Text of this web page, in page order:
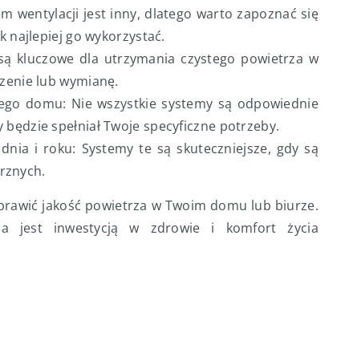
wentylacji jest inny, dlatego warto zapoznać się
najlepiej go wykorzystać.
kluczowe dla utrzymania czystego powietrza w
lub wymianę.
domu: Nie wszystkie systemy są odpowiednie
spełniał Twoje specyficzne potrzeby.
i roku: Systemy te są skuteczniejsze, gdy są
jakość powietrza w Twoim domu lub biurze.
jest inwestycją w zdrowie i komfort życia